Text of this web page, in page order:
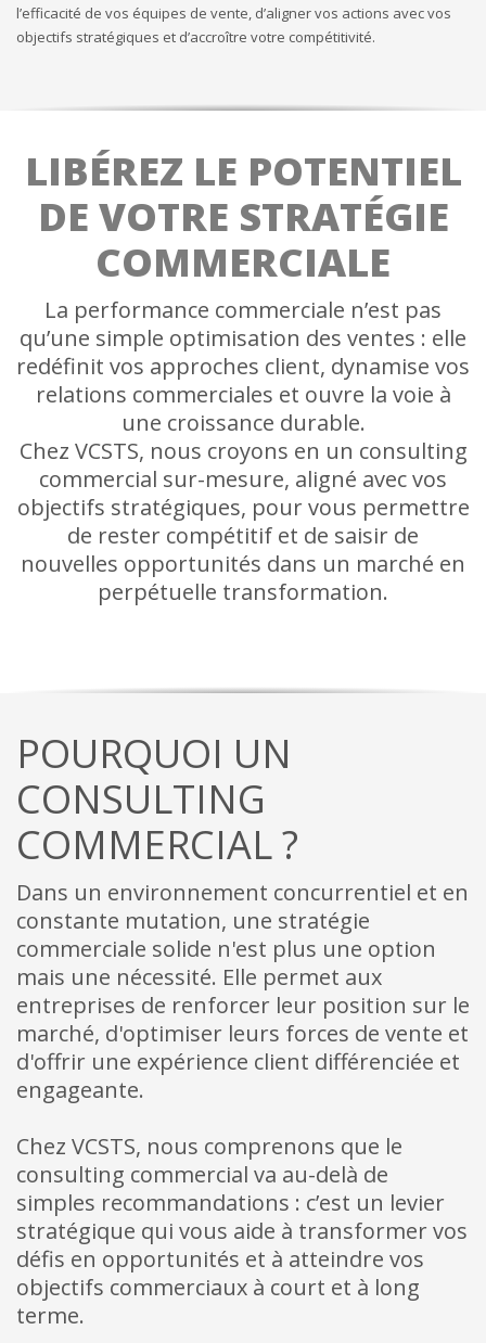
l’efficacité de vos équipes de vente, d’aligner vos actions avec vos
objectifs stratégiques et d’accroître votre compétitivité.
LIBÉREZ LE POTENTIEL
DE VOTRE STRATÉGIE
COMMERCIALE
La performance commerciale n’est pas
qu’une simple optimisation des ventes : elle
redéfinit vos approches client, dynamise vos
relations commerciales et ouvre la voie à
une croissance durable.
Chez VCSTS, nous croyons en un consulting
commercial sur-mesure, aligné avec vos
objectifs stratégiques, pour vous permettre
de rester compétitif et de saisir de
nouvelles opportunités dans un marché en
perpétuelle transformation.
POURQUOI UN
CONSULTING
COMMERCIAL ?
Dans un environnement concurrentiel et en
constante mutation, une stratégie
commerciale solide n'est plus une option
mais une nécessité. Elle permet aux
entreprises de renforcer leur position sur le
marché, d'optimiser leurs forces de vente et
d'offrir une expérience client différenciée et
engageante.
Chez VCSTS, nous comprenons que le
consulting commercial va au-delà de
simples recommandations : c’est un levier
stratégique qui vous aide à transformer vos
défis en opportunités et à atteindre vos
objectifs commerciaux à court et à long
terme.